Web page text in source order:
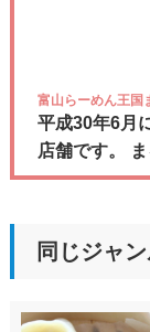
富山らーめん王
平成30年6月
店舗です。
同じジャ